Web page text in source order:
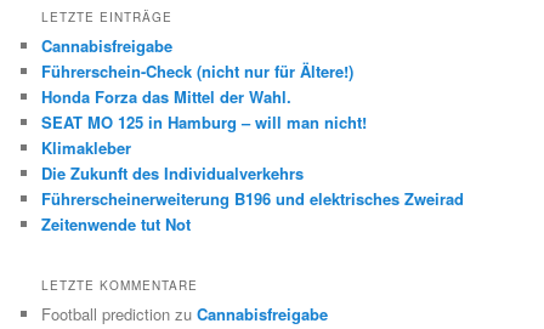
LETZTE EINTRÄGE
Cannabisfreigabe
Führerschein-Check (nicht nur für Ältere!)
Honda Forza das Mittel der Wahl.
SEAT MO 125 in Hamburg – will man nicht!
Klimakleber
Die Zukunft des Individualverkehrs
Führerscheinerweiterung B196 und elektrisches Zweirad
Zeitenwende tut Not
LETZTE KOMMENTARE
Football prediction zuCannabisfreigabe